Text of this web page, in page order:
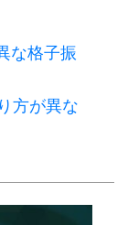
な格子振
方が異な